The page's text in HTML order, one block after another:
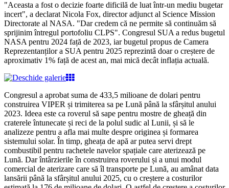
"Aceasta a fost o decizie foarte dificilă de luat într-un mediu bugetar
incert", a declarat Nicola Fox, director adjunct al Science Mission
Directorate al NASA. "Dar credem că ne permite să continuăm să
sprijinim întregul portofoliu CLPS". Congresul SUA a redus bugetul
NASA pentru 2024 față de 2023, iar bugetul propus de Camera
Reprezentanților a SUA pentru 2025 reprezintă doar o creștere de
aproximativ 1% față de acest an, mai mică decât inflația actuală.
Congresul a aprobat suma de 433,5 milioane de dolari pentru
construirea VIPER și trimiterea sa pe Lună până la sfârșitul anului
2023. Ideea este ca roverul să sape pentru mostre de gheață din
craterele întunecate și reci de la polul sudic al Lunii, și să le
analizeze pentru a afla mai multe despre originea și formarea
sistemului solar. În timp, gheața de apă ar putea servi drept
combustibil pentru rachetele navelor spațiale care aterizează pe
Lună. Dar întârzierile în construirea roverului și a unui modul
comercial de aterizare care să îl transporte pe Lună, au amânat data
lansării până la sfârșitul anului 2025, cu o creștere a costurilor